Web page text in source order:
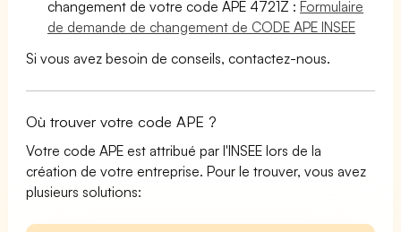
changement de votre code APE 4721Z :Formulaire
de demande de changement de CODE APE INSEE
Si vous avez besoin de conseils, contactez-nous.
Où trouver votre code APE ?
Votre code APE est attribué par l'INSEE lors de la
création de votre entreprise. Pour le trouver, vous avez
plusieurs solutions: